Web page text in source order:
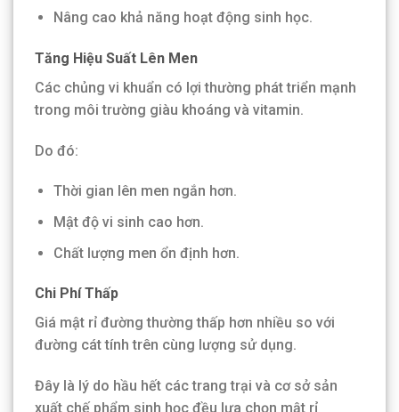
Nâng cao khả năng hoạt động sinh học.
Tăng Hiệu Suất Lên Men
Các chủng vi khuẩn có lợi thường phát triển mạnh
trong môi trường giàu khoáng và vitamin.
Do đó:
Thời gian lên men ngắn hơn.
Mật độ vi sinh cao hơn.
Chất lượng men ổn định hơn.
Chi Phí Thấp
Giá mật rỉ đường thường thấp hơn nhiều so với
đường cát tính trên cùng lượng sử dụng.
Đây là lý do hầu hết các trang trại và cơ sở sản
xuất chế phẩm sinh học đều lựa chọn mật rỉ